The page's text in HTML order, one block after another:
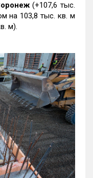
(+107,6 тыс.
на 103,8 тыс. кв. м
м).